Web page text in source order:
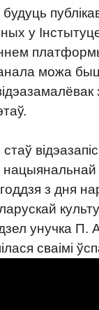
у
можа
з дня
унучка П.
сваімі